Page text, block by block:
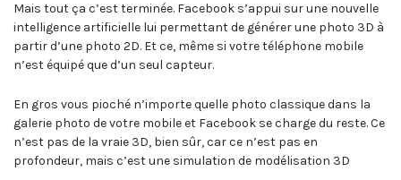
Mais tout ça c’est terminée. Facebook s’appui sur une nouvelle
intelligence artificielle lui permettant de générer une photo 3D à
partir d’une photo 2D. Et ce, même si votre téléphone mobile
n’est équipé que d’un seul capteur.
En gros vous pioché n’importe quelle photo classique dans la
galerie photo de votre mobile et Facebook se charge du reste. Ce
n’est pas de la vraie 3D, bien sûr, car ce n’est pas en
profondeur, mais c’est une simulation de modélisation 3D